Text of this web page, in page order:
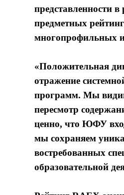
представленности
предметных
многопрофильных и
«Положительная
отражение
программ. Мы
пересмотр
ценно, что ЮФУ
мы сохраняем
востребованных
образовательной